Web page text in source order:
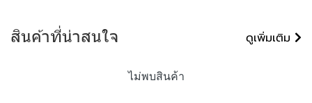
สินค้าที่น่าสนใจ ดูเพิ่มเติม
ไม่พบสินค้า